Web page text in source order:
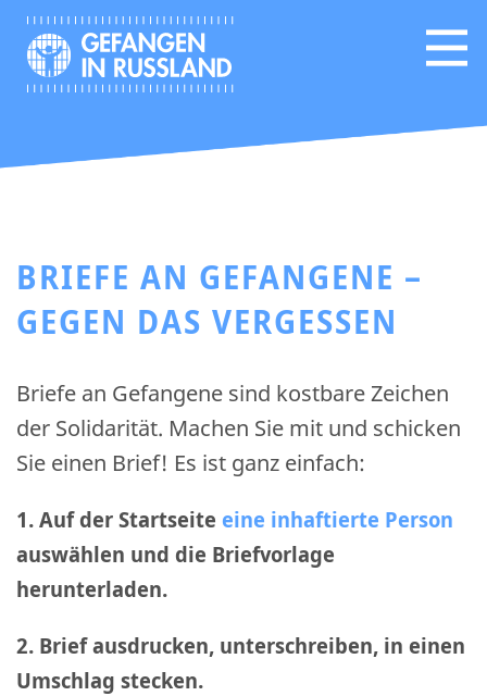
BRIEFE AN GEFANGENE –
GEGEN DAS VERGESSEN
Briefe an Gefangene sind kostbare Zeichen
der Solidarität. Machen Sie mit und schicken
Sie einen Brief! Es ist ganz einfach:
1. Auf der Startseite eine inhaftierte Person
auswählen und die Briefvorlage
herunterladen.
2. Brief ausdrucken, unterschreiben, in einen
Umschlag stecken.